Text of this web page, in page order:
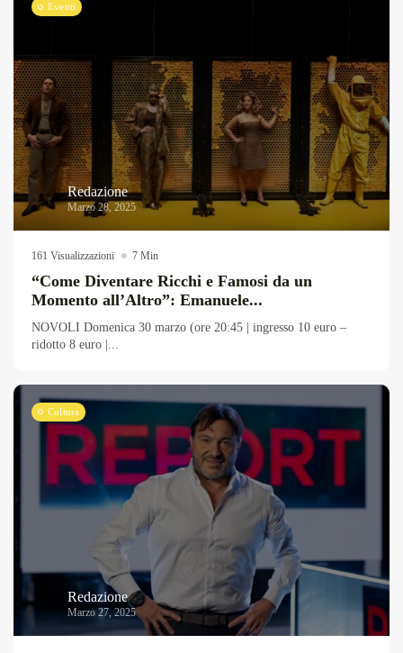
Eventi
Redazione
Marzo 28, 2025
161 Visualizzazioni 7 Min
“Come Diventare Ricchi e Famosi da un
Momento all’Altro”: Emanuele...
NOVOLI Domenica 30 marzo (ore 20:45 | ingresso 10 euro –
ridotto 8 euro |...
Cultura
Redazione
Marzo 27, 2025